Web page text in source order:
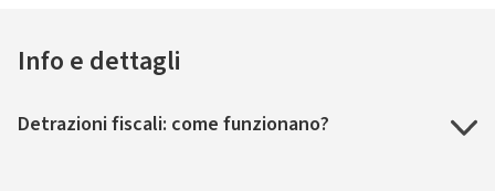
Info e dettagli
Detrazioni fiscali: come funzionano?